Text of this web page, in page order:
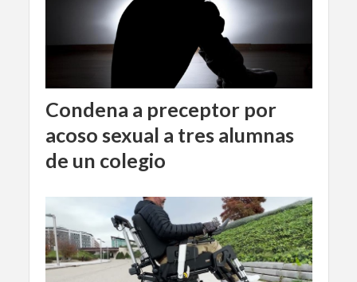
Condena a preceptor por
acoso sexual a tres alumnas
de un colegio